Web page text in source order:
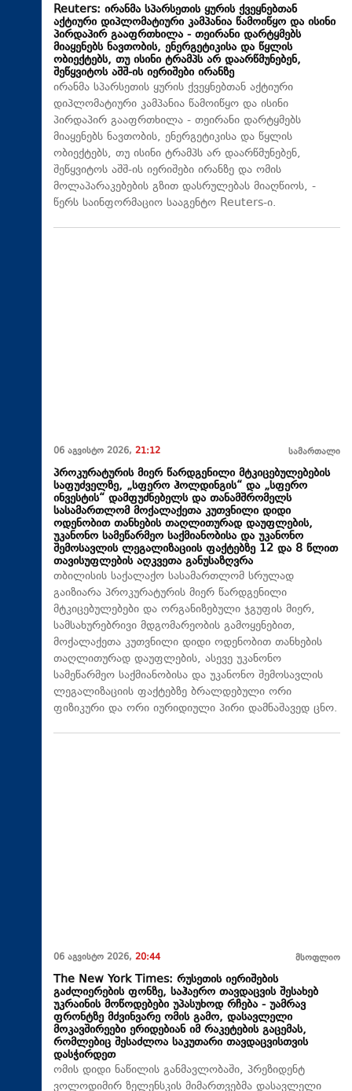
Reuters: ირანმა სპარსეთის ყურის ქვეყნებთან
აქტიური დიპლომატიური კამპანია წამოიწყო და ისინი
პირდაპირ გააფრთხილა - თეირანი დარტყმებს
მიაყენებს ნავთობის, ენერგეტიკისა და წყლის
ობიექტებს, თუ ისინი ტრამპს არ დაარწმუნებენ,
შეწყვიტოს აშშ-ის იერიშები ირანზე
ირანმა სპარსეთის ყურის ქვეყნებთან აქტიური
დიპლომატიური კამპანია წამოიწყო და ისინი
პირდაპირ გააფრთხილა - თეირანი დარტყმებს
მიაყენებს ნავთობის, ენერგეტიკისა და წყლის
ობიექტებს, თუ ისინი ტრამპს არ დაარწმუნებენ,
შეწყვიტოს აშშ-ის იერიშები ირანზე და ომის
მოლაპარაკებების გზით დასრულებას მიაღწიოს, -
წერს საინფორმაციო სააგენტო Reuters-ი.
06 აგვისტო 2026, 21:12 სამართალი
პროკურატურის მიერ წარდგენილი მტკიცებულებების
საფუძველზე, „სფერო ჰოლდინგის“ და „სფერო
ინვესტის“ დამფუძნებელს და თანამშრომელს
სასამართლომ მოქალაქეთა კუთვნილი დიდი
ოდენობით თანხების თაღლითურად დაუფლების,
უკანონო სამეწარმეო საქმიანობისა და უკანონო
შემოსავლის ლეგალიზაციის ფაქტებზე 12 და 8 წლით
თავისუფლების აღკვეთა განუსაზღვრა
თბილისის საქალაქო სასამართლომ სრულად
გაიზიარა პროკურატურის მიერ წარდგენილი
მტკიცებულებები და ორგანიზებული ჯგუფის მიერ,
სამსახურებრივი მდგომარეობის გამოყენებით,
მოქალაქეთა კუთვნილი დიდი ოდენობით თანხების
თაღლითურად დაუფლების, ასევე უკანონო
სამეწარმეო საქმიანობისა და უკანონო შემოსავლის
ლეგალიზაციის ფაქტებზე ბრალდებული ორი
ფიზიკური და ორი იურიდიული პირი დამნაშავედ ცნო.
06 აგვისტო 2026, 20:44 მსოფლიო
The New York Times: რუსეთის იერიშების
გაძლიერების ფონზე, საჰაერო თავდაცვის შესახებ
უკრაინის მოწოდებები უპასუხოდ რჩება - უამრავ
ფრონტზე მძვინვარე ომის გამო, დასავლელი
მოკავშირეები ერიდებიან იმ რაკეტების გაცემას,
რომლებიც შესაძლოა საკუთარი თავდაცვისთვის
დასჭირდეთ
ომის დიდი ნაწილის განმავლობაში, პრეზიდენტ
ვოლოდიმირ ზელენსკის მიმართვებმა დასავლელი